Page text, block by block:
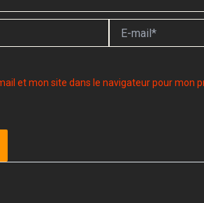
mail*
et mon site dans le navigateur pour mon